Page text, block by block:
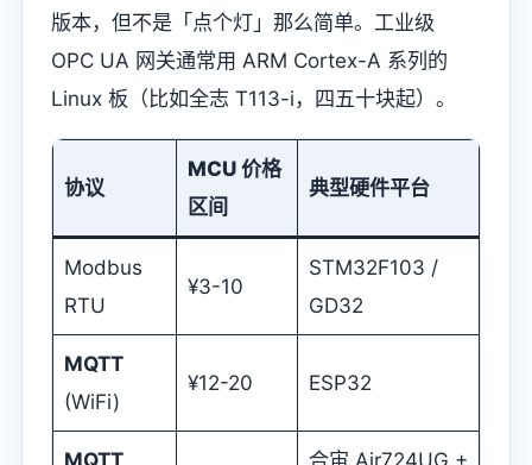
版本，但不是「点个灯」那么简单。工业级
OPC UA 网关通常用 ARM Cortex-A 系列的
Linux 板（比如全志 T113-i，四五十块起）。
协议
MCU 价格
区间
典型硬件平台
Modbus
RTU
¥3-10
STM32F103 /
GD32
MQTT
(WiFi)
¥12-20 ESP32
MQTT 合宙 Air724UG +